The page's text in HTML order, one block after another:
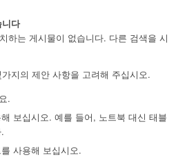
다
하는 게시물이 없습니다. 다른 검색을 시
지의 제안 사항을 고려해 주십시오.
.
보십시오. 예를 들어, 노트북 대신 태블
사용해 보십시오.